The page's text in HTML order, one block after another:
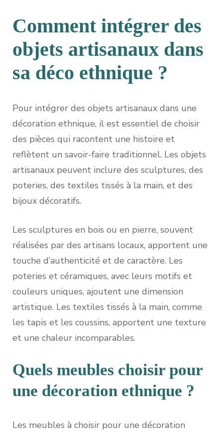
Comment intégrer des
objets artisanaux dans
sa déco ethnique ?
Pour intégrer des objets artisanaux dans une
décoration ethnique, il est essentiel de choisir
des pièces qui racontent une histoire et
reflètent un savoir-faire traditionnel. Les objets
artisanaux peuvent inclure des sculptures, des
poteries, des textiles tissés à la main, et des
bijoux décoratifs.
Les sculptures en bois ou en pierre, souvent
réalisées par des artisans locaux, apportent une
touche d’authenticité et de caractère. Les
poteries et céramiques, avec leurs motifs et
couleurs uniques, ajoutent une dimension
artistique. Les textiles tissés à la main, comme
les tapis et les coussins, apportent une texture
et une chaleur incomparables.
Quels meubles choisir pour
une décoration ethnique ?
Les meubles à choisir pour une décoration